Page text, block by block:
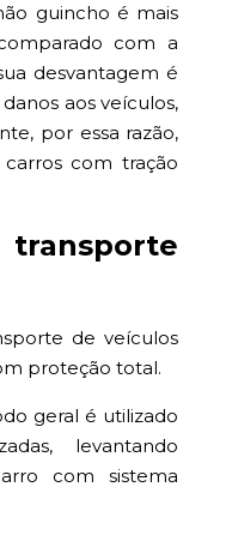
guincho é mais
com a
desvantagem é
aos veículos,
por essa razão,
com tração
transporte
de veículos
proteção total.
geral é utilizado
levantando
com sistema